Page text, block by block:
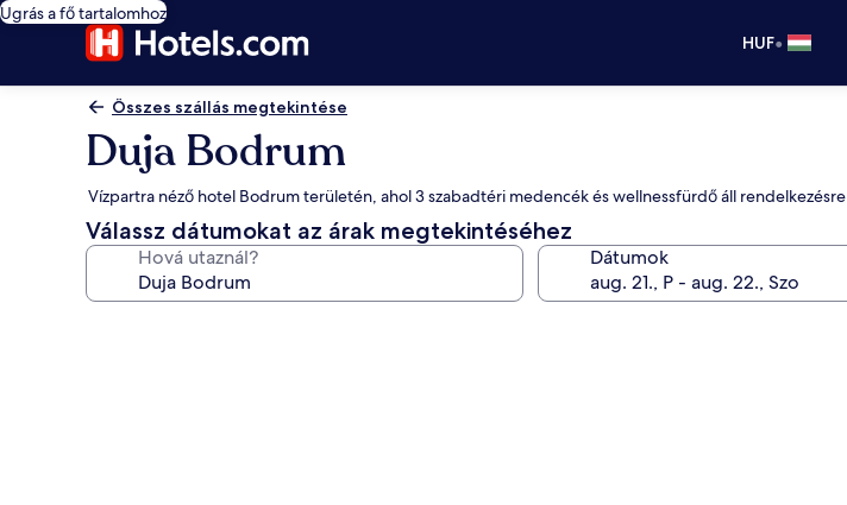
Ugrás a fő tartalomhoz
HUF•
Összes szállás megtekintése
Duja Bodrum
Vízpartra néző hotel Bodrum területén, ahol 3 szabadtéri medencék és wellnessfürdő áll rendelkezésre
Válassz dátumokat az árak megtekintéséhez
Hová utaznál? Dátumok